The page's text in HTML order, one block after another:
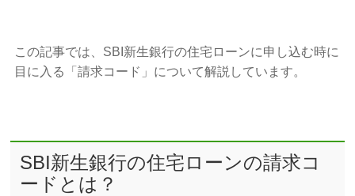
この記事では、SBI新生銀行の住宅ローンに申し込む時に
目に入る「請求コード」について解説しています。
SBI新生銀行の住宅ローンの請求コ
ードとは？